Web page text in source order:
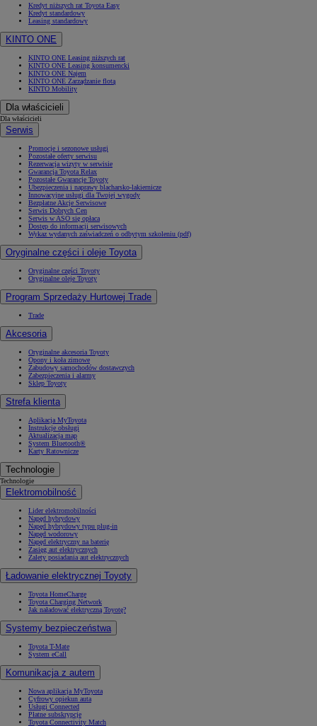
Kredyt niższych rat Toyota Easy
Kredyt standardowy
Leasing standardowy
KINTO ONE
KINTO ONE Leasing niższych rat
KINTO ONE Leasing konsumencki
KINTO ONE Najem
KINTO ONE Zarządzanie flotą
KINTO Mobility
Dla właścicieli
Dla właścicieli
Serwis
Promocje i sezonowe usługi
Pozostałe oferty serwisu
Rezerwacja wizyty w serwisie
Gwarancja Toyota Relax
Pozostałe Gwarancje Toyoty
Ubezpieczenia i naprawy blacharsko-lakiernicze
Innowacyjne usługi dla Twojej wygody
Bezpłatne Akcje Serwisowe
Serwis Dobrych Cen
Serwis w ASO się opłaca
Dostęp do informacji serwisowych
Wykaz wydanych zaświadczeń o odbytym szkoleniu (pdf)
Oryginalne części i oleje Toyota
Oryginalne części Toyoty
Oryginalne oleje Toyoty
Program Sprzedaży Hurtowej Trade
Trade
Akcesoria
Oryginalne akcesoria Toyoty
Opony i koła zimowe
Zabudowy samochodów dostawczych
Zabezpieczenia i alarmy
Sklep Toyoty
Strefa klienta
Aplikacja MyToyota
Instrukcje obsługi
Aktualizacja map
System Bluetooth®
Karty Ratownicze
Technologie
Technologie
Elektromobilność
Lider elektromobilności
Napęd hybrydowy
Napęd hybrydowy typu plug-in
Napęd wodorowy
Napęd elektryczny na baterię
Zasięg aut elektrycznych
Zalety posiadania aut elektrycznych
Ładowanie elektrycznej Toyoty
Toyota HomeCharge
Toyota Charging Network
Jak naładować elektryczną Toyotę?
Systemy bezpieczeństwa
Toyota T-Mate
System eCall
Komunikacja z autem
Nowa aplikacja MyToyota
Cyfrowy opiekun auta
Usługi Connected
Płatne subskrypcje
Toyota Connectivity Match